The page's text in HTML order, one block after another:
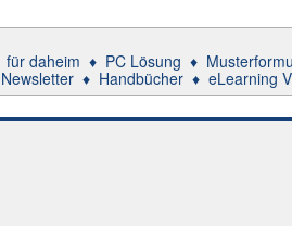
für daheim ♦ PC Lösung ♦
Newsletter ♦ Handbücher ♦ eLearning